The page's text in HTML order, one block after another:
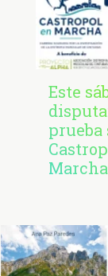
Este